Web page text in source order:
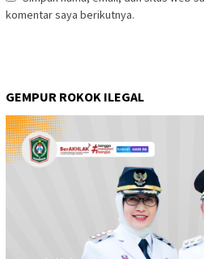
komentar saya berikutnya.
GEMPUR ROKOK ILEGAL